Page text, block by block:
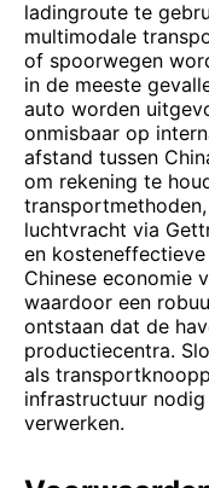
ladingroute te
multimodale
of spoorwegen
in de meeste
auto worden
onmisbaar op
afstand tussen
om rekening te
luchtvracht via
en
Chinese economie
waardoor een
ontstaan dat de
productiecentra.
als
infrastructuur
verwerken.